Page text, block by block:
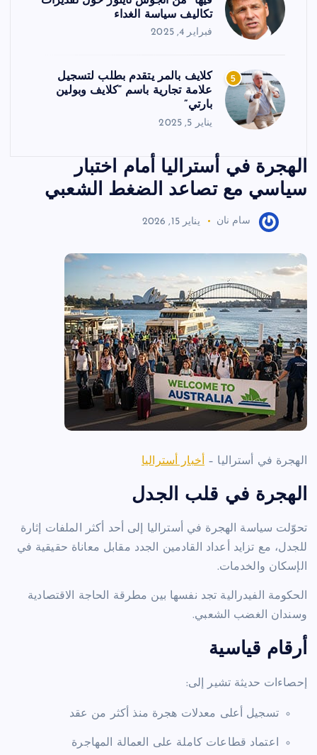
تكاليف سياسة الغداء
فبراير 4, 2025
5
كلايف بالمر يتقدم بطلب لتسجيل
علامة تجارية باسم “كلايف وبولين
بارتي”
يناير 5, 2025
الهجرة في أستراليا أمام اختبار
سياسي مع تصاعد الضغط الشعبي
سام نان يناير 15, 2026
الهجرة في أستراليا – أخبار أستراليا
الهجرة في قلب الجدل
تحوّلت سياسة الهجرة في أستراليا إلى أحد أكثر الملفات إثارة
للجدل، مع تزايد أعداد القادمين الجدد مقابل معاناة حقيقية في
الإسكان والخدمات.
الحكومة الفيدرالية تجد نفسها بين مطرقة الحاجة الاقتصادية
وسندان الغضب الشعبي.
أرقام قياسية
إحصاءات حديثة تشير إلى:
تسجيل أعلى معدلات هجرة منذ أكثر من عقد
اعتماد قطاعات كاملة على العمالة المهاجرة